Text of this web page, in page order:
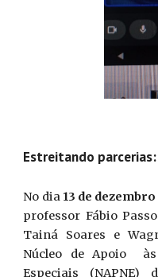
Estreitando parcerias:
No dia 13 de dezembro
professor Fábio
Tainá Soares e
Núcleo de Apoio às
Especiais (NAPNE)